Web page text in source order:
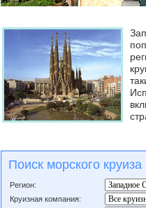
Поиск морского круиза
Регион:
Круизная компания: